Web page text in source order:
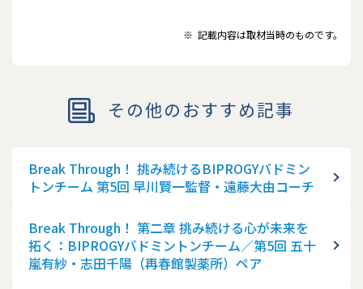
※ 記載内容は取材当時のものです。
その他のおすすめ記事
Break Through！ 挑み続けるBIPROGYバドミン
トンチーム 第5回 早川賢一監督・遠藤大由コーチ
Break Through！ 第二章 挑み続ける心が未来を
拓く：BIPROGYバドミントンチーム／第5回 五十
嵐有紗・志田千陽（再春館製薬所）ペア